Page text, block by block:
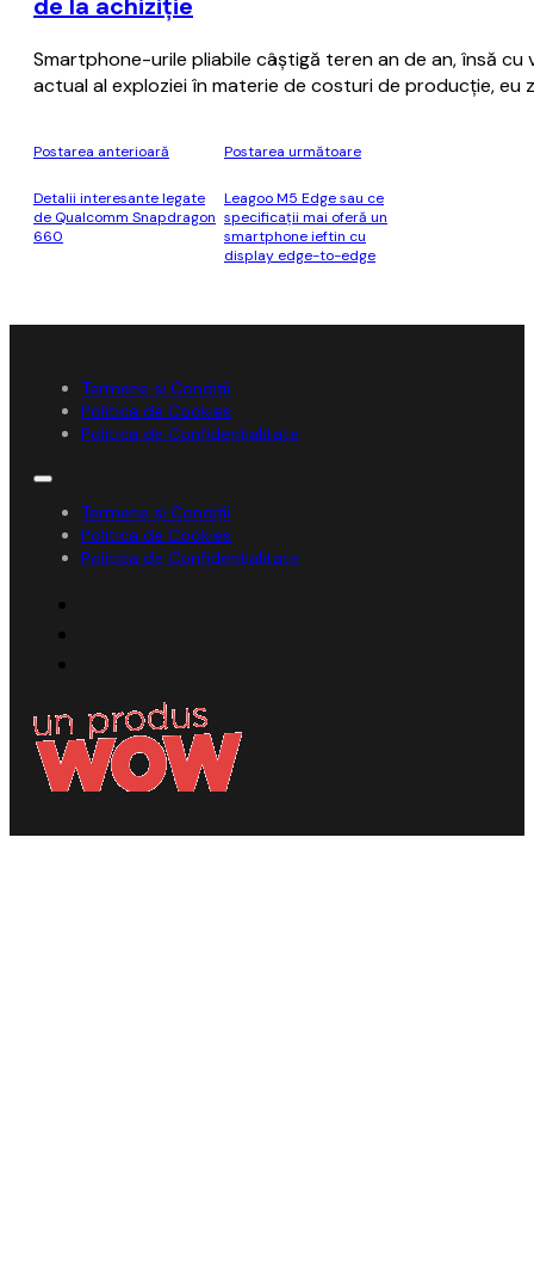
Smartphone-urile pliabile câştigă teren an de an, însă
actual al exploziei în materie de costuri de producţie,
Postarea anterioară
Detalii interesante legate
de Qualcomm Snapdragon
660
Postarea următoare
Leagoo M5 Edge sau ce
specificații mai oferă un
smartphone ieftin cu
display edge-to-edge
Termene și Condiții
Politica de Cookies
Politica de Confidențialitate
Termene și Condiții
Politica de Cookies
Politica de Confidențialitate